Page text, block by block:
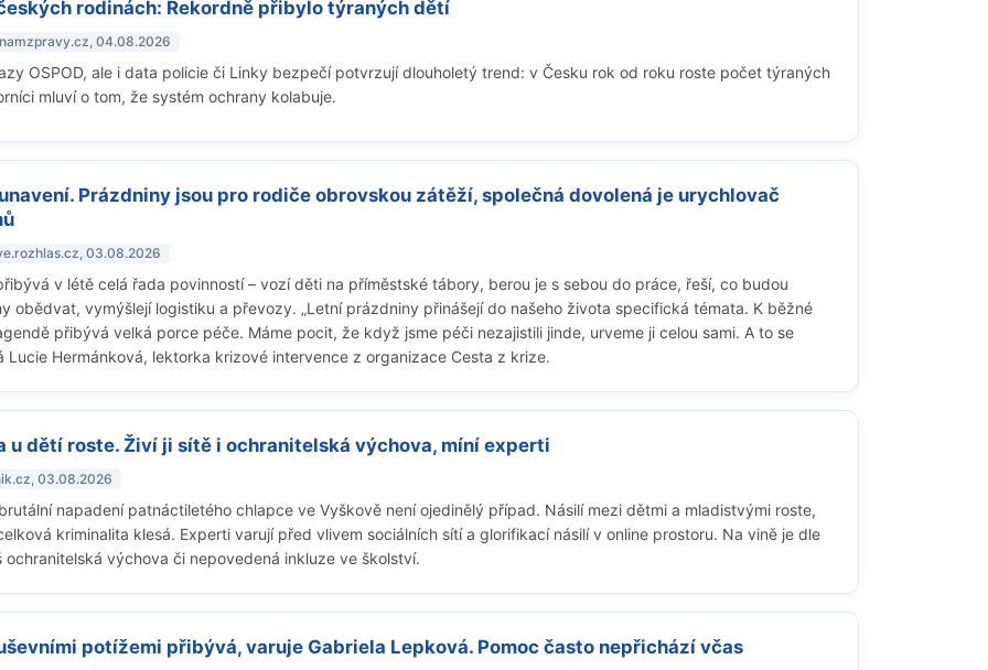
rodinách: Rekordně přibylo týraných dětí
04.08.2026
OSPOD, ale i data policie či Linky bezpečí potvrzují dlouholetý trend: v Česku rok od roku roste počet týraných
mluví o tom, že systém ochrany kolabuje.
Prázdniny jsou pro rodiče obrovskou zátěží, společná dovolená je urychlovač
03.08.2026
v létě celá řada povinností – vozí děti na příměstské tábory, berou je s sebou do práce, řeší, co budou
obědvat, vymýšlejí logistiku a převozy. „Letní prázdniny přinášejí do našeho života specifická témata. K běžné
přibývá velká porce péče. Máme pocit, že když jsme péči nezajistili jinde, urveme ji celou sami. A to se
Lucie Hermánková, lektorka krizové intervence z organizace Cesta z krize.
u dětí roste. Živí ji sítě i ochranitelská výchova, míní experti
03.08.2026
napadení patnáctiletého chlapce ve Vyškově není ojedinělý případ. Násilí mezi dětmi a mladistvými roste,
kriminalita klesá. Experti varují před vlivem sociálních sítí a glorifikací násilí v online prostoru. Na vině je dle
ochranitelská výchova či nepovedená inkluze ve školství.
potížemi přibývá, varuje Gabriela Lepková. Pomoc často nepřichází včas